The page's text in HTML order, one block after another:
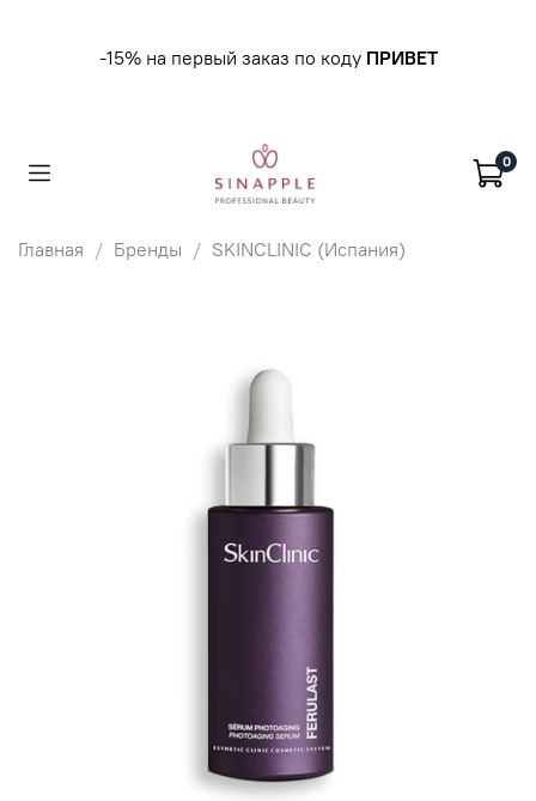
-15% на первый заказ по коду ПРИВЕТ
0
Главная Бренды SKINCLINIC (Испания)